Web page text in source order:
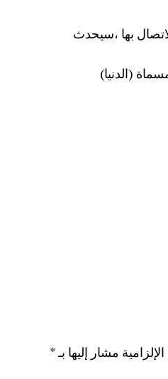
بها ،سيحدث
(الدنيا)
مشار إليها بـ*